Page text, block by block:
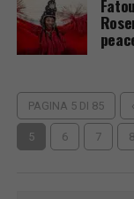
PAGINA 5 DI 85
5 6 7 8